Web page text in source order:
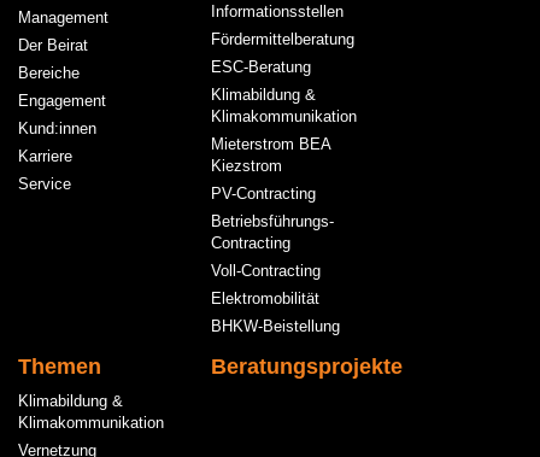
Management
Der Beirat
Bereiche
Engagement
Kund:innen
Karriere
Service
Informationsstellen
Fördermittelberatung
ESC-Beratung
Klimabildung &
Klimakommunikation
Mieterstrom BEA
Kiezstrom
PV-Contracting
Betriebsführungs-
Contracting
Voll-Contracting
Elektromobilität
BHKW-Beistellung
Themen
Klimabildung &
Klimakommunikation
Vernetzung
Beratungsprojekte